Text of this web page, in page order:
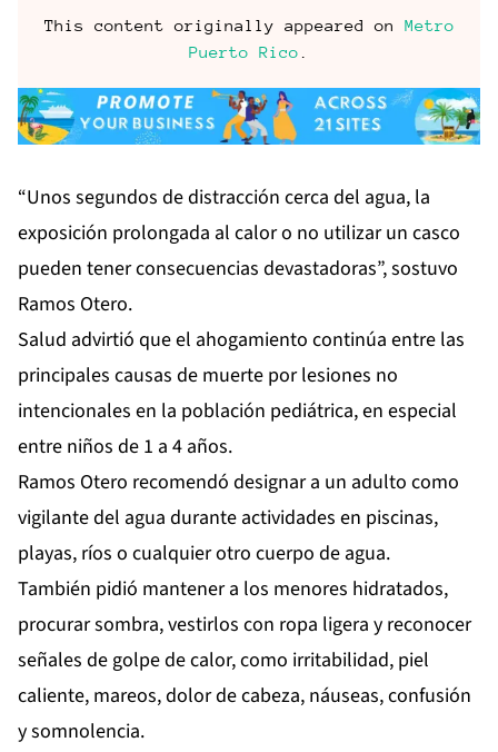
This content originally appeared on Metro
Puerto Rico
“Unos segundos de distracción cerca del agua, la
exposición prolongada al calor o no utilizar un casco
pueden tener consecuencias devastadoras”, sostuvo
Ramos Otero.
Salud advirtió que el ahogamiento continúa entre las
principales causas de muerte por lesiones no
intencionales en la población pediátrica, en especial
entre niños de 1 a 4 años.
Ramos Otero recomendó designar a un adulto como
vigilante del agua durante actividades en piscinas,
playas, ríos o cualquier otro cuerpo de agua.
También pidió mantener a los menores hidratados,
procurar sombra, vestirlos con ropa ligera y reconocer
señales de golpe de calor, como irritabilidad, piel
caliente, mareos, dolor de cabeza, náuseas, confusión
y somnolencia.